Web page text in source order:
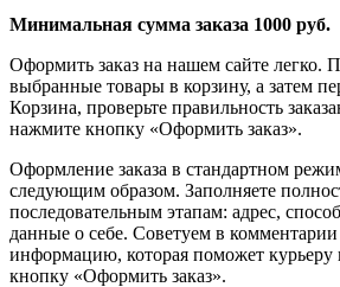
Минимальная сумма заказа 1000 руб.
Оформить заказ на нашем сайте легко.
выбранные товары в корзину, а затем
Корзина, проверьте правильность
нажмите кнопку «Оформить заказ».
Оформление заказа в стандартном
следующим образом. Заполняете
последовательным этапам: адрес,
данные о себе. Советуем в комментарии
информацию, которая поможет
кнопку «Оформить заказ».